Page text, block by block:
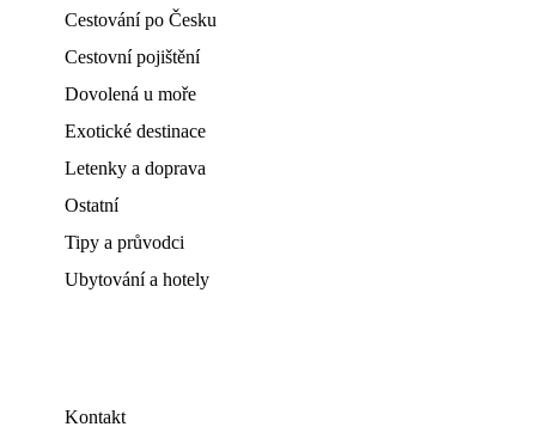
Cestování po Česku
Cestovní pojištění
Dovolená u moře
Exotické destinace
Letenky a doprava
Ostatní
Tipy a průvodci
Ubytování a hotely
Kontakt